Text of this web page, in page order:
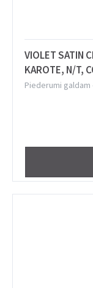
VIOLET SATIN
KAROTE, N/T,
Piederumi galdam